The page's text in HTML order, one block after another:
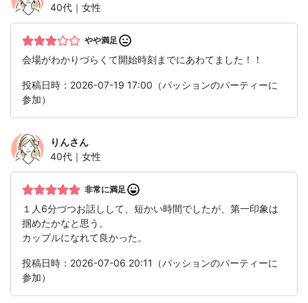
40代｜女性
やや満足
会場がわかりづらくて開始時刻までにあわてました！！
投稿日時：2026-07-19 17:00（パッションのパーティーに
参加）
りんさん
40代｜女性
非常に満足
１人6分づつお話しして、短かい時間でしたが、第一印象は
掴めたかなと思う。
カップルになれて良かった。
投稿日時：2026-07-06 20:11（パッションのパーティーに
参加）